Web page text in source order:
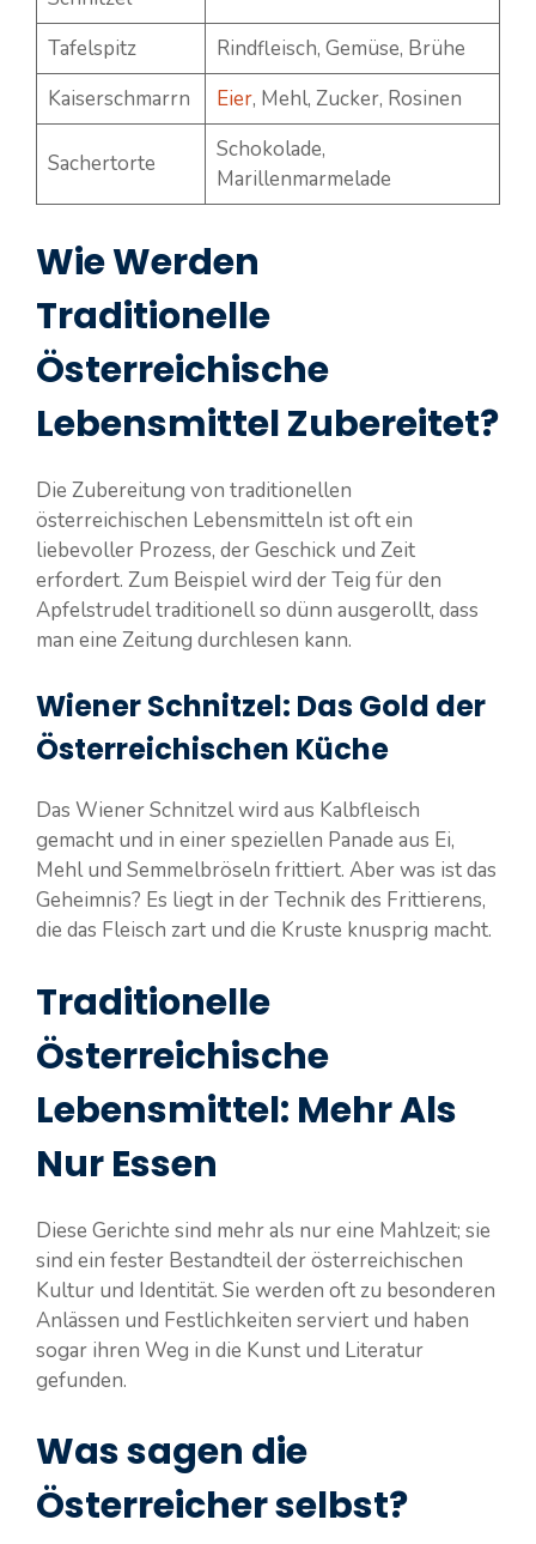
Tafelspitz
Rindfleisch, Gemüse, Brühe
Kaiserschmarrn
Eier, Mehl, Zucker, Rosinen
Sachertorte
Schokolade,
Marillenmarmelade
Wie Werden
Traditionelle
Österreichische
Lebensmittel Zubereitet?
Die Zubereitung von traditionellen
österreichischen Lebensmitteln ist oft ein
liebevoller Prozess, der Geschick und Zeit
erfordert. Zum Beispiel wird der Teig für den
Apfelstrudel traditionell so dünn ausgerollt, dass
man eine Zeitung durchlesen kann.
Wiener Schnitzel: Das Gold der
Österreichischen Küche
Das Wiener Schnitzel wird aus Kalbfleisch
gemacht und in einer speziellen Panade aus Ei,
Mehl und Semmelbröseln frittiert. Aber was ist das
Geheimnis? Es liegt in der Technik des Frittierens,
die das Fleisch zart und die Kruste knusprig macht.
Traditionelle
Österreichische
Lebensmittel: Mehr Als
Nur Essen
Diese Gerichte sind mehr als nur eine Mahlzeit; sie
sind ein fester Bestandteil der österreichischen
Kultur und Identität. Sie werden oft zu besonderen
Anlässen und Festlichkeiten serviert und haben
sogar ihren Weg in die Kunst und Literatur
gefunden.
Was sagen die
Österreicher selbst?